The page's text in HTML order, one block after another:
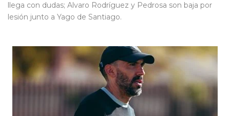
llega con dudas; Alvaro Rodríguez y Pedrosa son baja por
lesión junto a Yago de Santiago.